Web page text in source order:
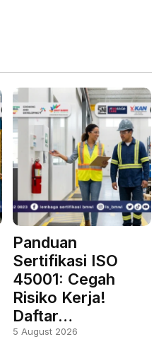
Panduan
Sertifikasi ISO
45001: Cegah
Risiko Kerja!
Daftar…
5 August 2026